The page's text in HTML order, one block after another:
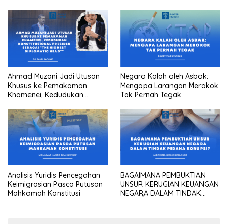
Ahmad Muzani Jadi Utusan
Khusus ke Pemakaman
Khamenei, Kedudukan
sebagai “the highest
diplomatic head””
Negara Kalah oleh Asbak:
Mengapa Larangan Merokok
Tak Pernah Tegak
Analisis Yuridis Pencegahan
Keimigrasian Pasca Putusan
Mahkamah Konstitusi
BAGAIMANA PEMBUKTIAN
UNSUR KERUGIAN KEUANGAN
NEGARA DALAM TINDAK